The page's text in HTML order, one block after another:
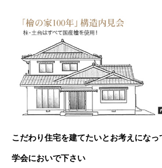
プライバシーポリシー
こだわり住宅を建てたいとお考えにな
学会においで下さい